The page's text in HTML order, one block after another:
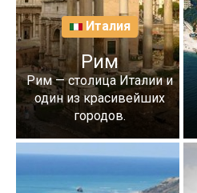
Италия
Рим
Рим — столица Италии и
один из красивейших
городов.